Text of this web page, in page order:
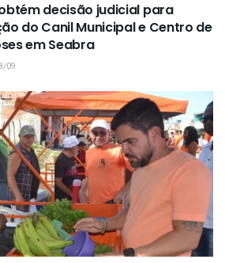
decisão judicial para
do Canil Municipal e Centro de
em Seabra
09